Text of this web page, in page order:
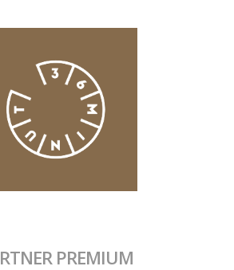
PREMIUM